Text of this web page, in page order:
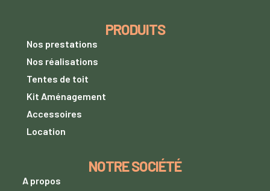
PRODUITS
Nos prestations
Nos réalisations
Tentes de toit
Kit Aménagement
Accessoires
Location
NOTRE SOCIÉTÉ
A propos